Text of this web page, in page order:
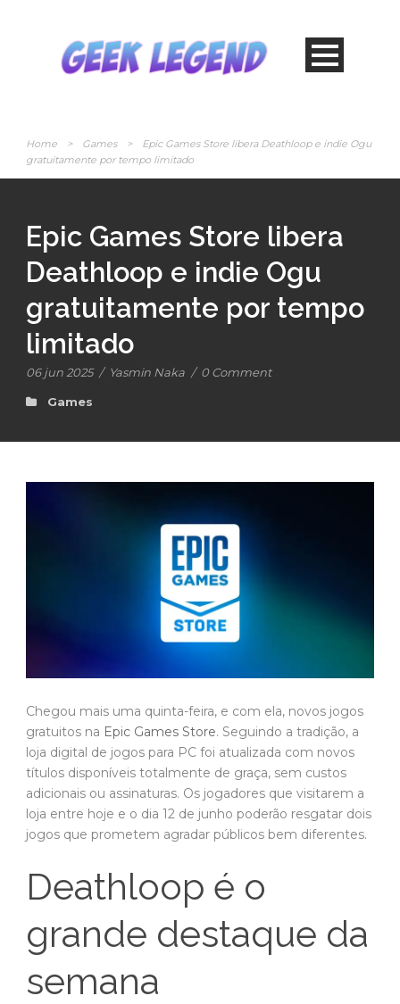
Home > Games >
Epic Games Store libera Deathloop e indie Ogu
gratuitamente por tempo limitado
Epic Games Store libera
Deathloop e indie Ogu
gratuitamente por tempo
limitado
06 jun 2025 / Yasmin Naka / 0 Comment
Games
Chegou mais uma quinta-feira, e com ela, novos jogos
gratuitos na Epic Games Store. Seguindo a tradição, a
loja digital de jogos para PC foi atualizada com novos
títulos disponíveis totalmente de graça, sem custos
adicionais ou assinaturas. Os jogadores que visitarem a
loja entre hoje e o dia 12 de junho poderão resgatar dois
jogos que prometem agradar públicos bem diferentes.
Deathloop é o
grande destaque da
semana